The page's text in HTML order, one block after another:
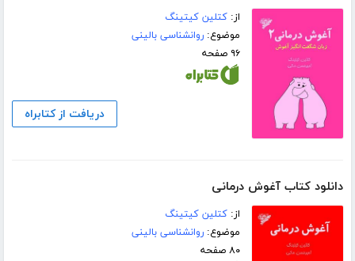
از:کتلین کیتینگ
موضوع:روانشناسی بالینی
۹۶ صفحه
دریافت از کتابراه
دانلود کتاب آغوش درمانی
از:کتلین کیتینگ
موضوع:روانشناسی بالینی
۸۰ صفحه